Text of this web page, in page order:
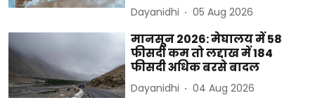
Dayanidhi 05 Aug 2026
मानसून 2026: मेघालय में 58
फीसदी कम तो लद्दाख में 184
फीसदी अधिक बरसे बादल
Dayanidhi 04 Aug 2026